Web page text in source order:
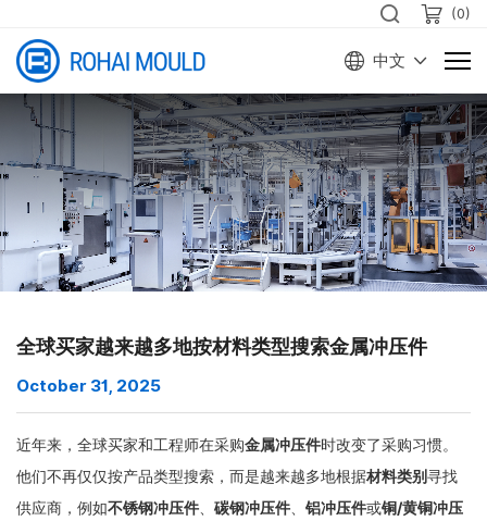
(0)
中文
全球买家越来越多地按材料类型搜索金属冲压件
October 31, 2025
近年来，全球买家和工程师在采购金属冲压件时改变了采购习惯。
他们不再仅仅按产品类型搜索，而是越来越多地根据材料类别寻找
供应商，例如不锈钢冲压件、 碳钢冲压件、 铝冲压件或铜/黄铜冲压